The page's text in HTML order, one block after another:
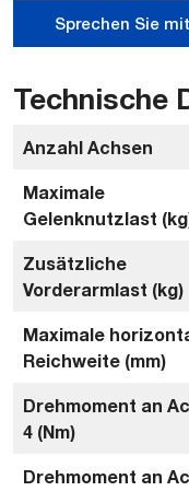
Sprechen Sie
Technische
Anzahl Achsen
Maximale
Gelenknutzlast
Zusätzliche
Vorderarmlast (kg)
Maximale
Reichweite (mm)
Drehmoment an
4 (Nm)
Drehmoment an